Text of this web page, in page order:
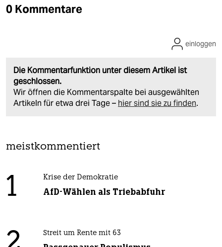
0 Kommentare
Die Kommentarfunktion unter diesem Artikel ist
geschlossen.
Wir öffnen die Kommentarspalte bei ausgewählten
Artikeln für etwa drei Tage – hier sind sie zu finden.
einloggen
meistkommentiert
1 Krise der Demokratie
AfD-Wählen als Triebabfuhr
Streit um Rente mit 63